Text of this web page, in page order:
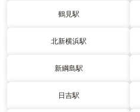
鶴見駅
北新横浜駅
新綱島駅
日吉駅